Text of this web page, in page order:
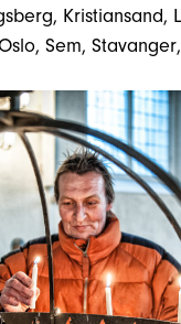
, Kristiansand,
, Sem, Stavanger,